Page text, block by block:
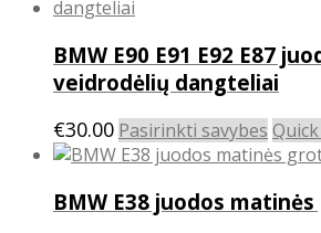
The
may
be
on
BMW E90 E91 E92 E87
veidrodėlių dangteliai
€30.00 Pasirinkti savybes This
BMW E38 juodos